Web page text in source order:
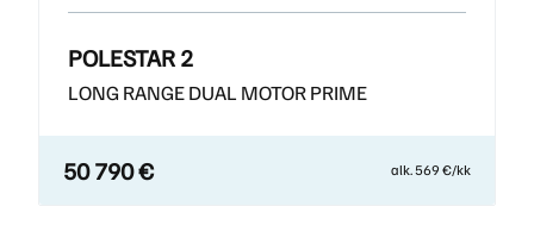
POLESTAR 2
LONG RANGE DUAL MOTOR PRIME
50 790 € alk. 569 €/kk